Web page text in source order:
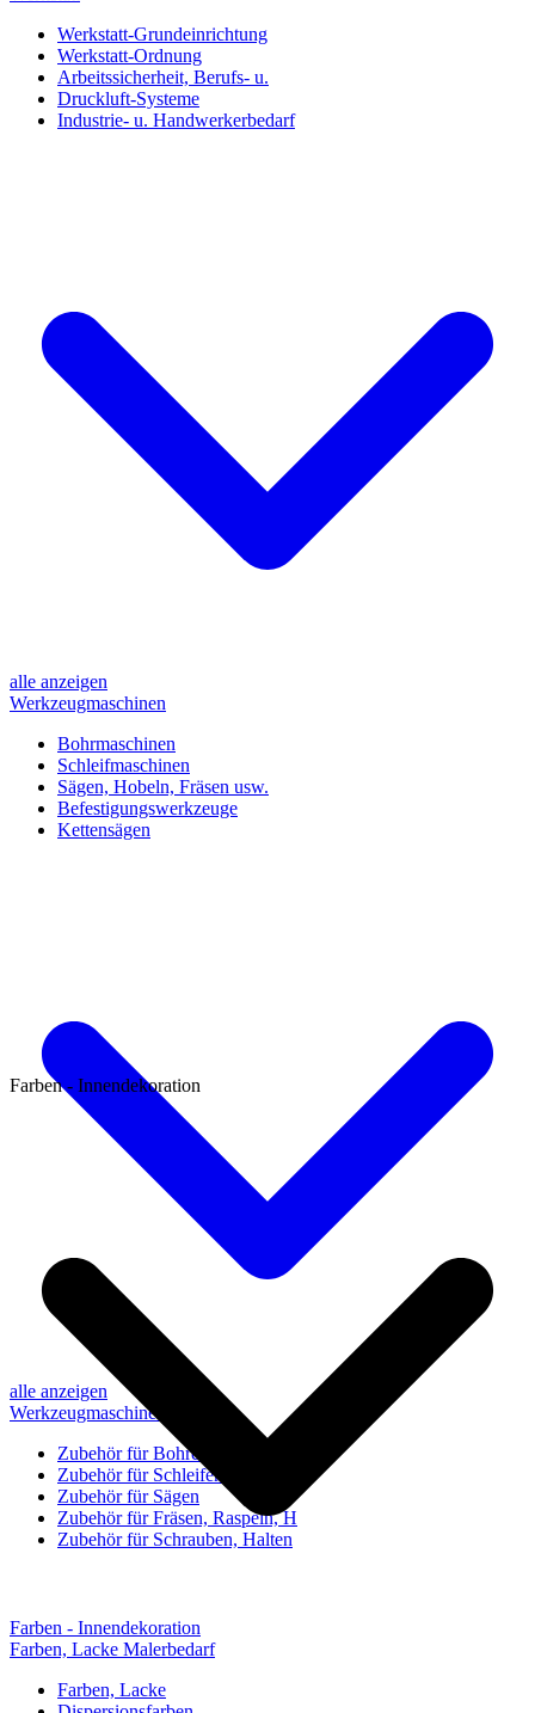
Werkstatt-Grundeinrichtung
Werkstatt-Ordnung
Arbeitssicherheit, Berufs- u.
Druckluft-Systeme
Industrie- u. Handwerkerbedarf
alle anzeigen
Werkzeugmaschinen
Bohrmaschinen
Schleifmaschinen
Sägen, Hobeln, Fräsen usw.
Befestigungswerkzeuge
Kettensägen
alle anzeigen
Werkzeugmaschinen-Zubehör
Zubehör für Bohren, Bohrhilfen
Zubehör für Schleifen, Poliere
Zubehör für Sägen
Zubehör für Fräsen, Raspeln, H
Zubehör für Schrauben, Halten
Farben - Innendekoration
Farben - Innendekoration
Farben, Lacke Malerbedarf
Farben, Lacke